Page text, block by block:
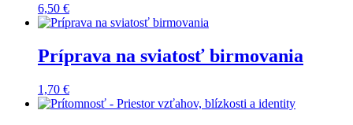
6,50 €
Príprava na sviatosť birmovania
1,70 €